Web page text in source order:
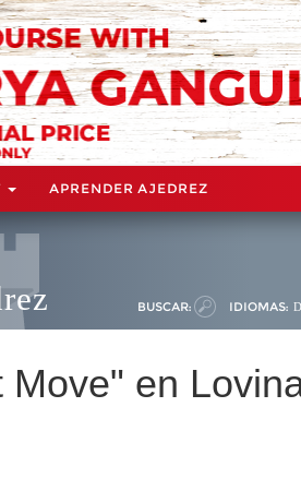
APRENDER AJEDREZ
BUSCAR: IDIOMAS:
Move" en